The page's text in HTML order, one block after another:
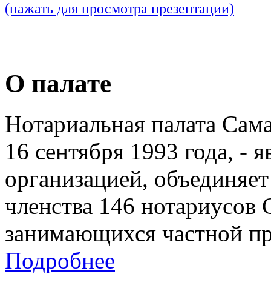
(нажать для просмотра презентации)
О палате
Нотариальная палата
16 сентября 1993 года, -
организацией,
членства 146 нотариусов
занимающихся частной
Подробнее